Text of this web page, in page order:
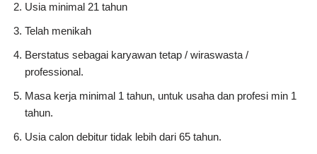
Usia minimal 21 tahun
Telah menikah
Berstatus sebagai karyawan tetap / wiraswasta /
professional.
Masa kerja minimal 1 tahun, untuk usaha dan profesi min 1
tahun.
Usia calon debitur tidak lebih dari 65 tahun.